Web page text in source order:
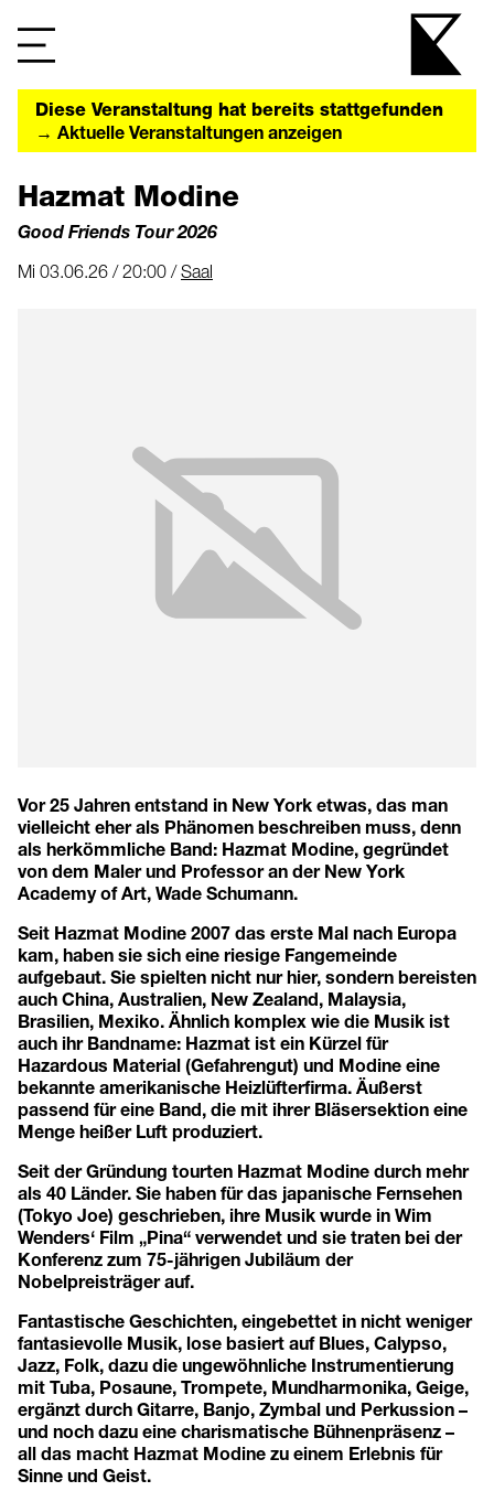
Diese Veranstaltung hat bereits stattgefunden
→ Aktuelle Veranstaltungen anzeigen
Hazmat Modine
Good Friends Tour 2026
Mi 03.06.26 / 20:00 /Saal
Vor 25 Jahren entstand in New York etwas, das man
vielleicht eher als Phänomen beschreiben muss, denn
als herkömmliche Band: Hazmat Modine, gegründet
von dem Maler und Professor an der New York
Academy of Art, Wade Schumann.
Seit Hazmat Modine 2007 das erste Mal nach Europa
kam, haben sie sich eine riesige Fangemeinde
aufgebaut. Sie spielten nicht nur hier, sondern bereisten
auch China, Australien, New Zealand, Malaysia,
Brasilien, Mexiko. Ähnlich komplex wie die Musik ist
auch ihr Bandname: Hazmat ist ein Kürzel für
Hazardous Material (Gefahrengut) und Modine eine
bekannte amerikanische Heizlüfterfirma. Äußerst
passend für eine Band, die mit ihrer Bläsersektion eine
Menge heißer Luft produziert.
Seit der Gründung tourten Hazmat Modine durch mehr
als 40 Länder. Sie haben für das japanische Fernsehen
(Tokyo Joe) geschrieben, ihre Musik wurde in Wim
Wenders‘ Film „Pina“ verwendet und sie traten bei der
Konferenz zum 75-jährigen Jubiläum der
Nobelpreisträger auf.
Fantastische Geschichten, eingebettet in nicht weniger
fantasievolle Musik, lose basiert auf Blues, Calypso,
Jazz, Folk, dazu die ungewöhnliche Instrumentierung
mit Tuba, Posaune, Trompete, Mundharmonika, Geige,
ergänzt durch Gitarre, Banjo, Zymbal und Perkussion –
und noch dazu eine charismatische Bühnenpräsenz –
all das macht Hazmat Modine zu einem Erlebnis für
Sinne und Geist.